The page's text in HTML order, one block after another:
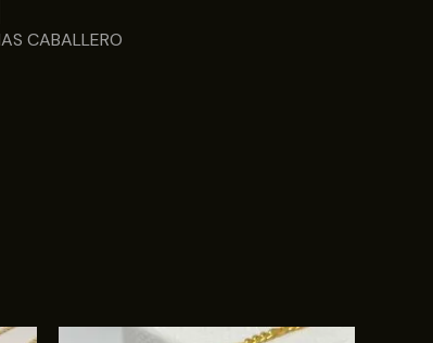
CABALLERO